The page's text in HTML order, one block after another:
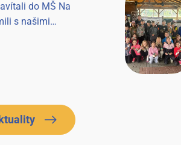
do MŠ Na
s našimi
chvilky četbou